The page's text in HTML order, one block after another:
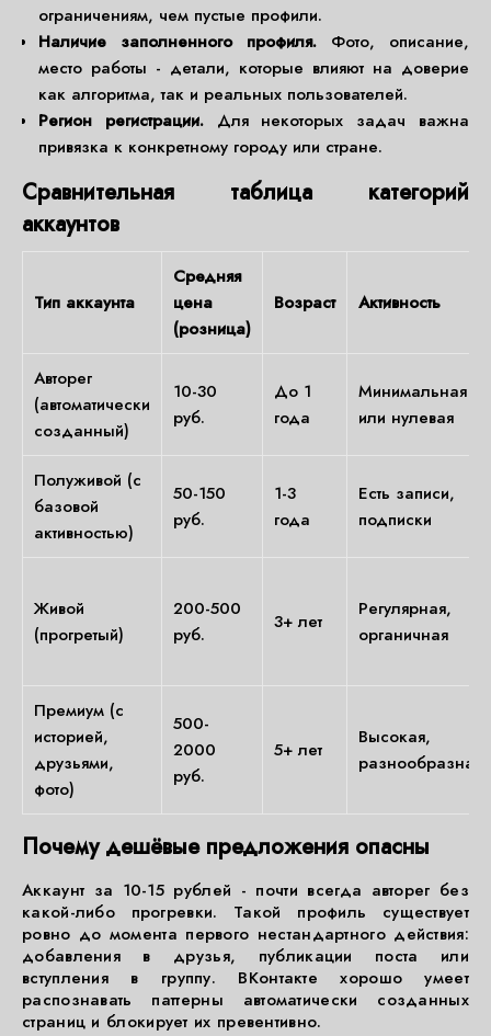
ограничениям, чем пустые профили.
Наличие заполненного профиля. Фото, описание,
место работы - детали, которые влияют на доверие
как алгоритма, так и реальных пользователей.
Регион регистрации.Для некоторых задач важна
привязка к конкретному городу или стране.
Сравнительная таблица категорий
аккаунтов
Тип аккаунта
Средняя
цена
(розница)
Возраст Активность
Авторег
(автоматически
созданный)
10-30
руб.
До 1
года
Минимальная
или нулевая
Полуживой (с
базовой
активностью)
50-150
руб.
1-3
года
Есть записи,
подписки
Живой
(прогретый)
200-500
руб.
3+ лет
Регулярная,
органичная
Премиум (с
историей,
друзьями,
фото)
500-
2000
руб.
5+ лет
Высокая,
разнообразная
Почему дешёвые предложения опасны
Аккаунт за 10-15 рублей - почти всегда авторег без
какой-либо прогревки. Такой профиль существует
ровно до момента первого нестандартного действия:
добавления в друзья, публикации поста или
вступления в группу. ВКонтакте хорошо умеет
распознавать паттерны автоматически созданных
страниц и блокирует их превентивно.